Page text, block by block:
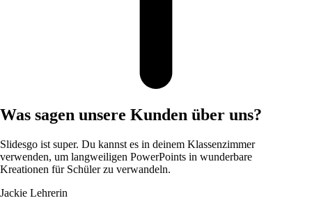
Was sagen unsere Kunden über uns?
Slidesgo ist super. Du kannst es in deinem Klassenzimmer
verwenden, um langweiligen PowerPoints in wunderbare
Kreationen für Schüler zu verwandeln.
Jackie Lehrerin